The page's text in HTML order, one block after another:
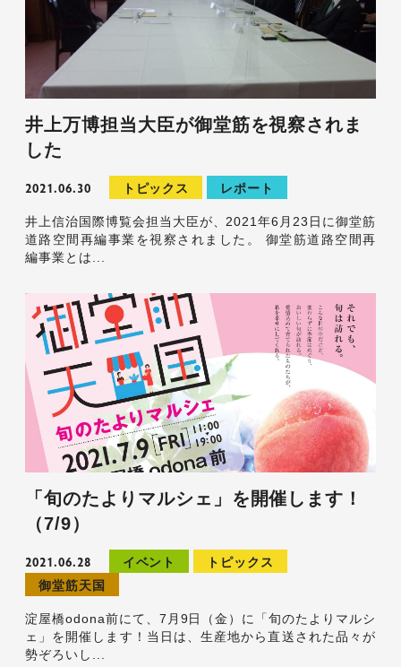
井上万博担当大臣が御堂筋を視察されま
した
2021.06.30 トピックス レポート
井上信治国際博覧会担当大臣が、2021年6月23日に御堂筋
道路空間再編事業を視察されました。 御堂筋道路空間再
編事業とは...
「旬のたよりマルシェ」を開催します！
（7/9）
2021.06.28 イベント
トピックス
御堂筋天国
淀屋橋odona前にて、7月9日（金）に「旬のたよりマルシ
ェ」を開催します！当日は、生産地から直送された品々が
勢ぞろいし...